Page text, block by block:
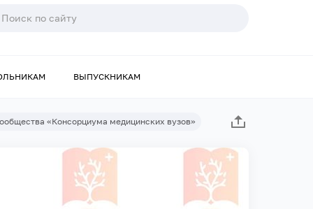
ВЫПУСКНИКАМ
«Консорциума медицинских вузов»